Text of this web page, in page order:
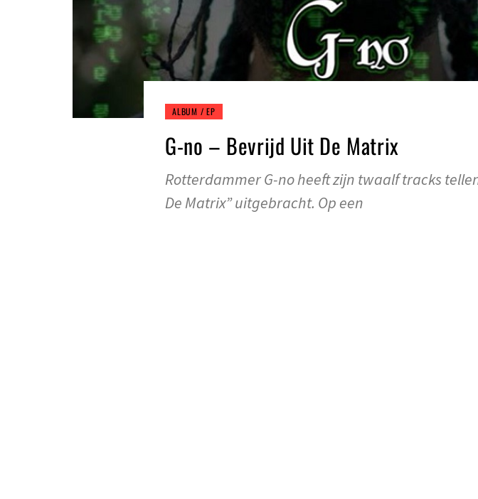
ALBUM / EP
G-no – Bevrijd Uit De Matrix
Rotterdammer G-no heeft zijn twaalf tracks
De Matrix” uitgebracht. Op een